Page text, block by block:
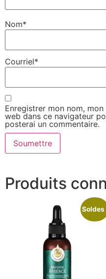
Nom*
Courriel*
Enregistrer mon nom,
web dans ce navigateur
posterai un commentaire.
Produits
Soldes